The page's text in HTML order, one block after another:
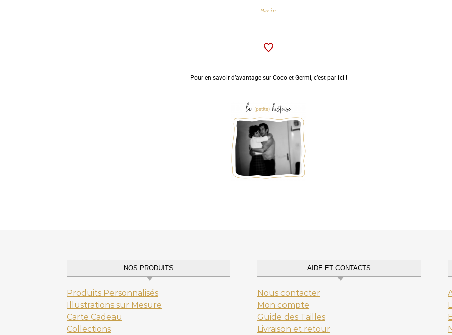
Marie
Pour en savoir d’avantage sur Coco et Germi, c’est par ici !
NOS PRODUITS
Produits Personnalisés
Illustrations sur Mesure
Carte Cadeau
Collections
AIDE ET CONTACTS
Nous contacter
Mon compte
Guide des Tailles
Livraison et retour